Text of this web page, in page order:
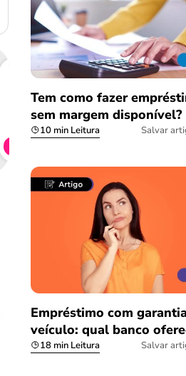
Tem como fazer
sem margem disponível?
10 min Leitura Salvar
Empréstimo com
veículo: qual banco
18 min Leitura Salvar